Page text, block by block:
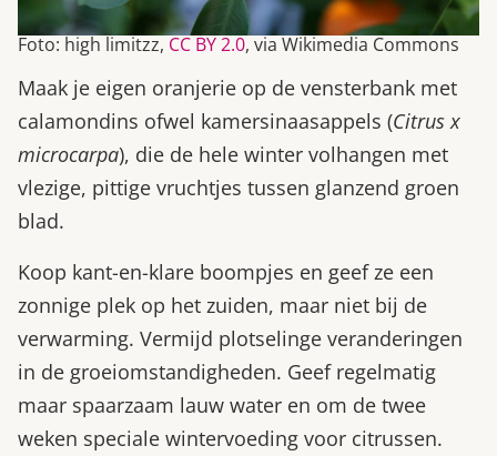
Foto: high limitzz, CC BY 2.0, via Wikimedia Commons
Maak je eigen oranjerie op de vensterbank met
calamondins ofwel kamersinaasappels (Citrus x
microcarpa), die de hele winter vol­hangen met
vlezige, pittige vruchtjes tussen glanzend groen
blad.
Koop kant-en-klare boompjes en geef ze een
zonnige plek op het zuiden, maar niet bij de
verwarming. Vermijd plotselinge veranderingen
in de groei­­omstan­digheden. Geef regelmatig
maar spaarzaam lauw water en om de twee
weken speciale wintervoeding voor ­citrussen.